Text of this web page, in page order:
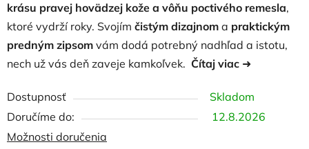
krásu pravej hovädzej kože a vôňu poctivého remesla,
ktoré vydrží roky. Svojím čistým dizajnom a praktickým
predným zipsom vám dodá potrebný nadhľad a istotu,
nech už vás deň zaveje kamkoľvek. Čítaj viac ➜
Dostupnosť
Skladom
12.8.2026
Možnosti doručenia